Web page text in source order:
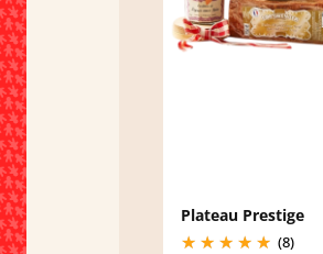
Plateau Prestige
(8)